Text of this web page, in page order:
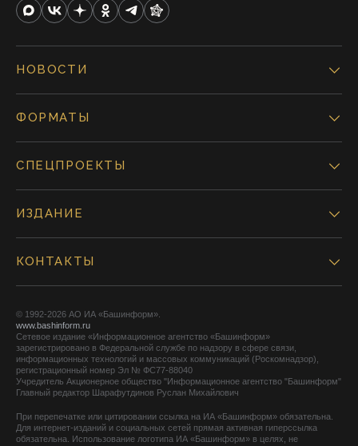
НОВОСТИ
ФОРМАТЫ
СПЕЦПРОЕКТЫ
ИЗДАНИЕ
КОНТАКТЫ
© 1992-2026 АО ИА «Башинформ».
www.bashinform.ru
Сетевое издание «Информационное агентство «Башинформ»
зарегистрировано в Федеральной службе по надзору в сфере связи,
информационных технологий и массовых коммуникаций (Роскомнадзор),
регистрационный номер Эл № ФС77-88040
Учредитель Акционерное общество "Информационное агентство "Башинформ"
Главный редактор Шарафутдинов Руслан Михайлович
При перепечатке или цитировании ссылка на ИА «Башинформ» обязательна.
Для интернет-изданий и социальных сетей прямая активная гиперссылка
обязательна. Использование логотипа ИА «Башинформ» в целях, не